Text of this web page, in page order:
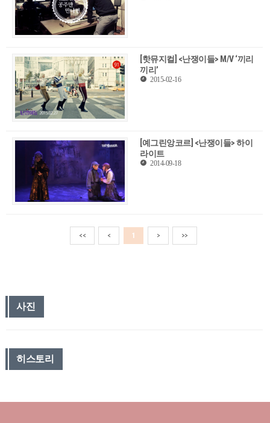
[핫뮤지컬] <난쟁이들> M/V ‘끼리
끼리’
2015-02-16
[예그린앙코르] <난쟁이들> 하이
라이트
2014-09-18
<< < 1 > >>
사진
히스토리